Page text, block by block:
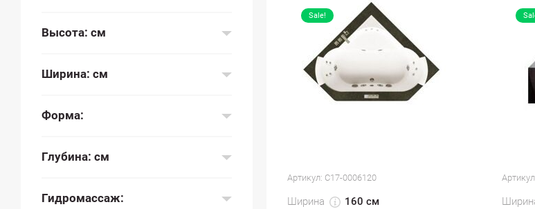
Высота: см
Ширина: см
Форма:
Глубина: см
Гидромассаж:
Sale!
Артикул: С17-0006120
Ширина 160 см